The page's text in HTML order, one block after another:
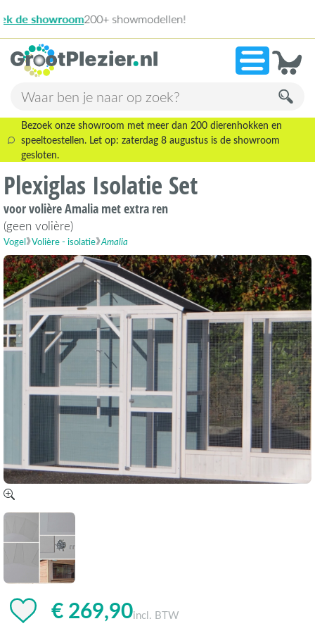
»13.945
Bezoek onze showroom met meer dan 200 dierenhokken en
speeltoestellen. Let op: zaterdag 8 augustus is de showroom
gesloten.
Plexiglas Isolatie Set
voor volière Amalia met extra ren
(geen volière)
Vogel Volière - isolatie Amalia
€ 269,90incl. BTW